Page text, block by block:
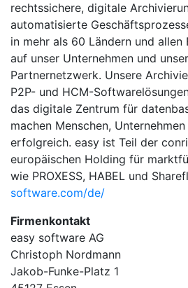
rechtssichere, digitale
automatisierte
in mehr als 60 Ländern und allen
auf unser Unternehmen und
Partnernetzwerk. Unsere
P2P- und HCM-
das digitale Zentrum für
machen Menschen,
erfolgreich. easy ist Teil der
europäischen Holding für
wie PROXESS, HABEL und
software.com/de/
Firmenkontakt
easy software AG
Christoph Nordmann
Jakob-Funke-Platz 1